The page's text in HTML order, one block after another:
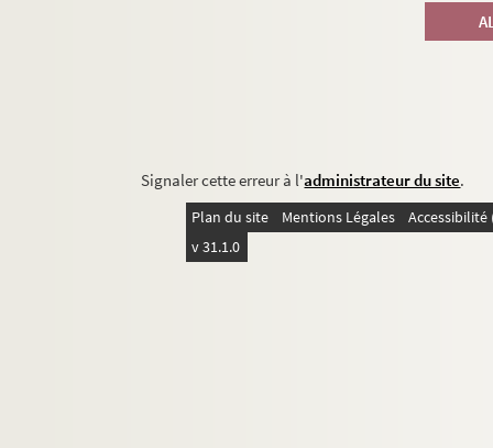
Signaler cette erreur à l'administrateur du site.
Plan du site Mentions Légales
v 31.1.0